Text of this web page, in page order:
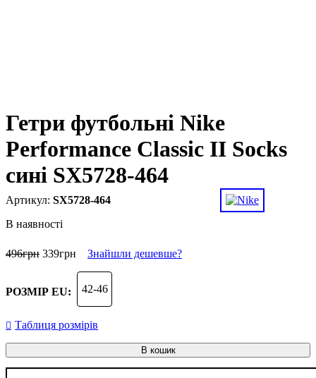
Гетри футбольні Nike
Performance Classic II Socks
сині SX5728-464
SX5728-464
В наявності
496грн 339грн Знайшли дешевше?
РОЗМІР EU: 42-46
Таблиця розмірів
В кошик